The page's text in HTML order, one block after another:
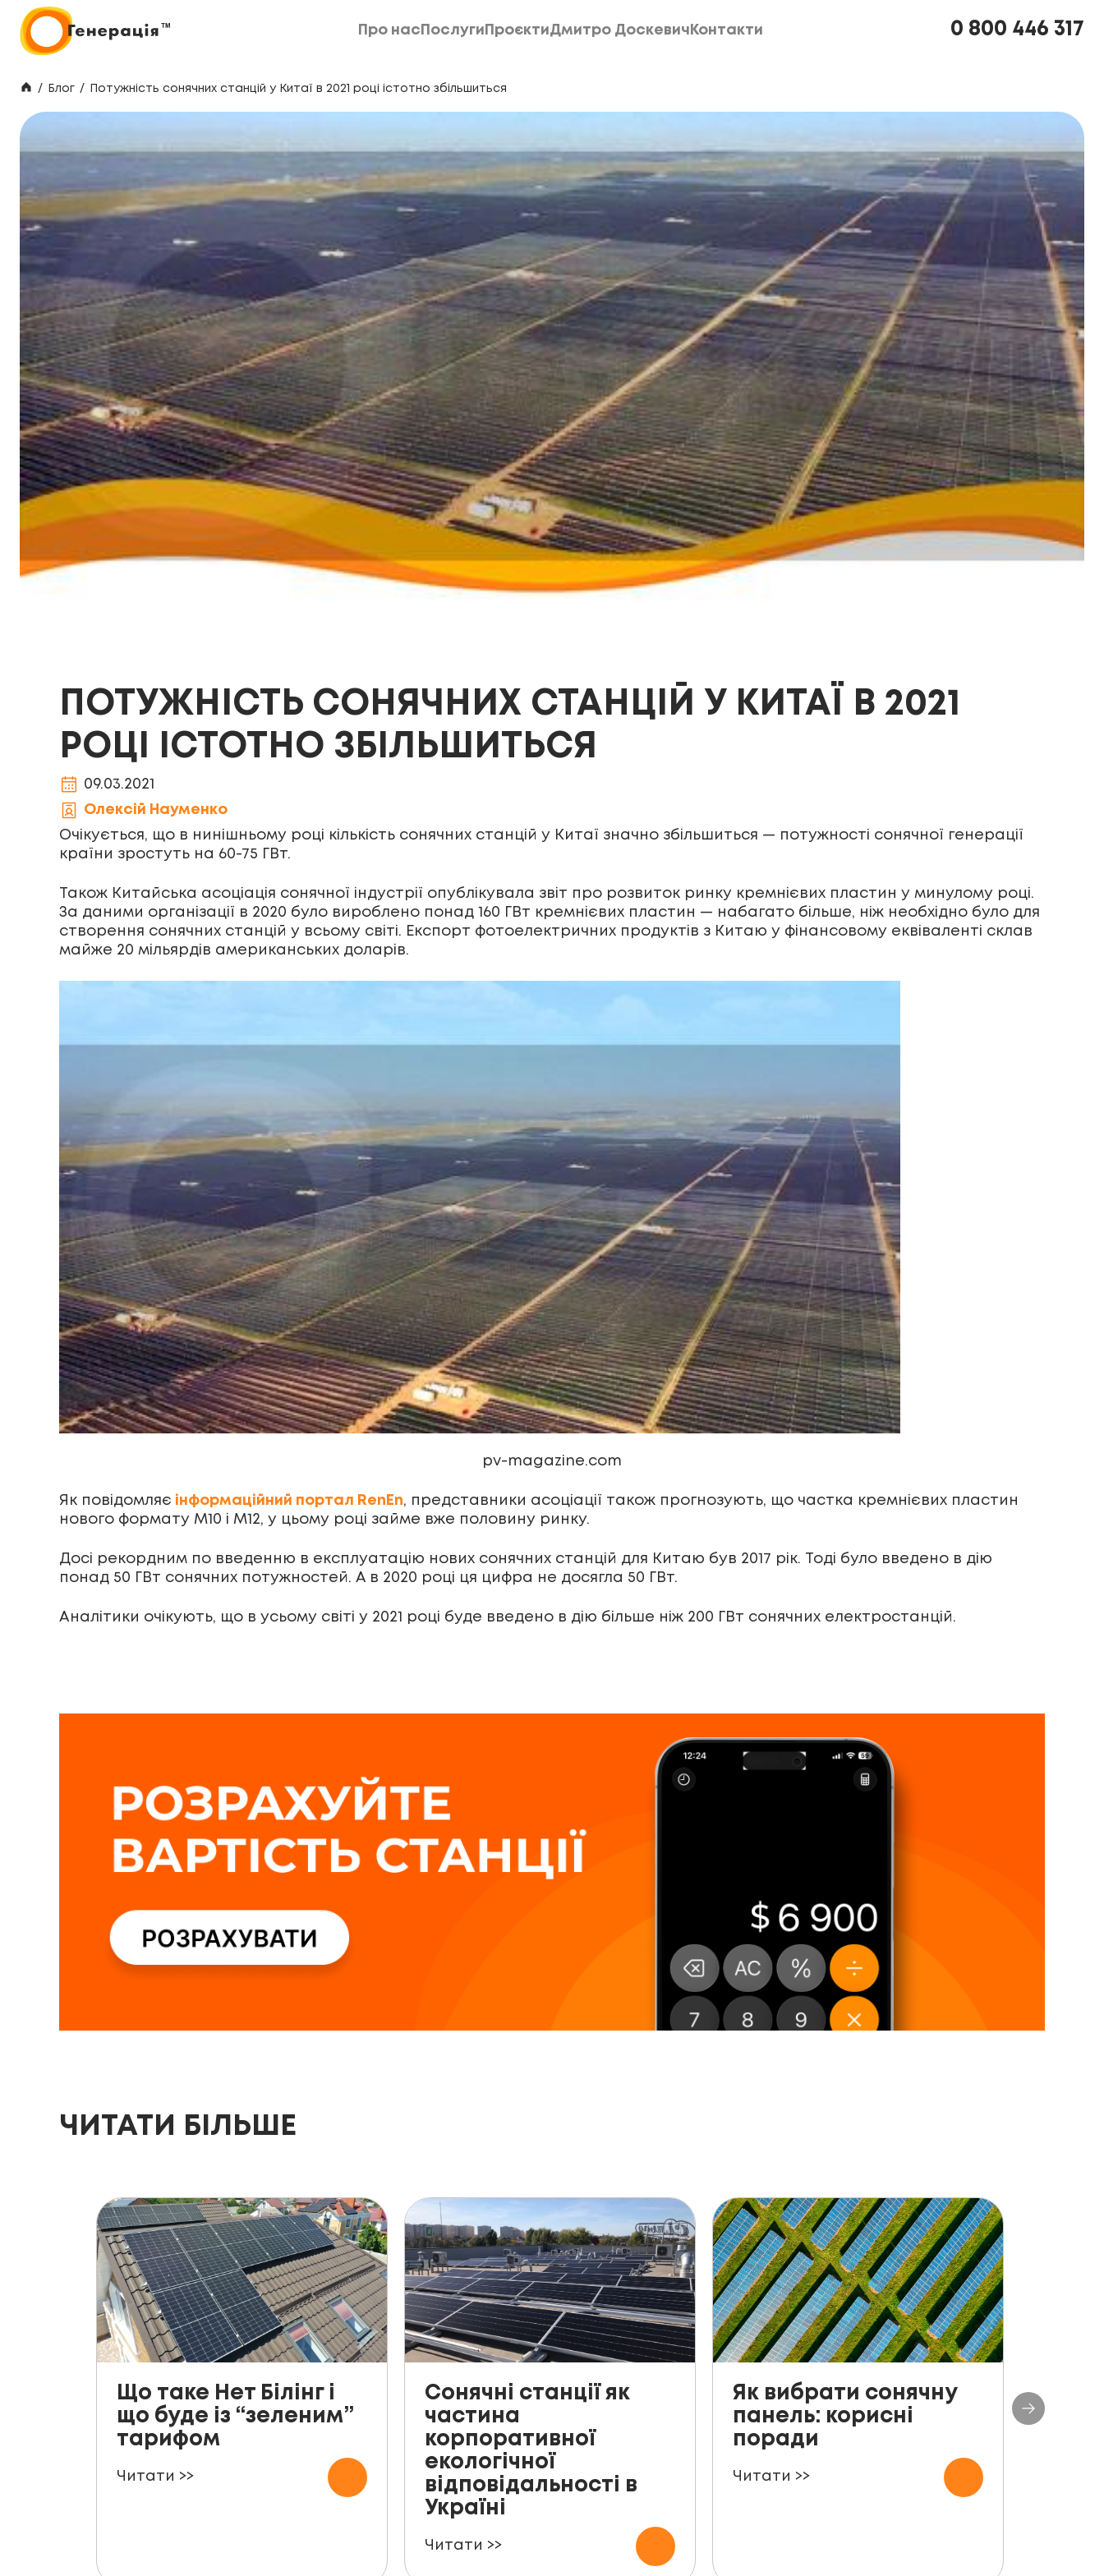
Про нас Послуги ПроєктиДмитро Доскевич Контакти
0 800 446 317
/ Блог / Потужність сонячних станцій у Китаї в 2021 році істотно збільшиться
ПОТУЖНІСТЬ СОНЯЧНИХ СТАНЦІЙ У КИТАЇ В 2021
РОЦІ ІСТОТНО ЗБІЛЬШИТЬСЯ
09.03.2021
Олексій Науменко
Очікується, що в нинішньому році кількість сонячних станцій у Китаї значно збільшиться — потужності сонячної генерації
країни зростуть на 60-75 ГВт.
Також Китайська асоціація сонячної індустрії опублікувала звіт про розвиток ринку кремнієвих пластин у минулому році.
За даними організації в 2020 було вироблено понад 160 ГВт кремнієвих пластин — набагато більше, ніж необхідно було для
створення сонячних станцій у всьому світі. Експорт фотоелектричних продуктів з Китаю у фінансовому еквіваленті склав
майже 20 мільярдів американських доларів.
pv-magazine.com
Як повідомляє інформаційний портал RenEn, представники асоціації також прогнозують, що частка кремнієвих пластин
нового формату M10 і M12, у цьому році займе вже половину ринку.
Досі рекордним по введенню в експлуатацію нових сонячних станцій для Китаю був 2017 рік. Тоді було введено в дію
понад 50 ГВт сонячних потужностей. А в 2020 році ця цифра не досягла 50 ГВт.
Аналітики очікують, що в усьому світі у 2021 році буде введено в дію більше ніж 200 ГВт сонячних електростанцій.
ЧИТАТИ БІЛЬШЕ
Що таке Нет Білінг і
що буде із “зеленим”
тарифом
Читати >>
Сонячні станції як
частина
корпоративної
екологічної
відповідальності в
Україні
Читати >>
Як вибрати сонячну
панель: корисні
поради
Читати >>
До